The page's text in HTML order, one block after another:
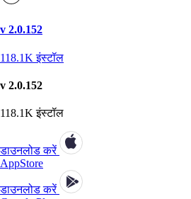
v 2.0.152
118.1Kइंस्टॉल
v 2.0.152
118.1Kइंस्टॉल
डाउनलोड करें
AppStore
डाउनलोड करें